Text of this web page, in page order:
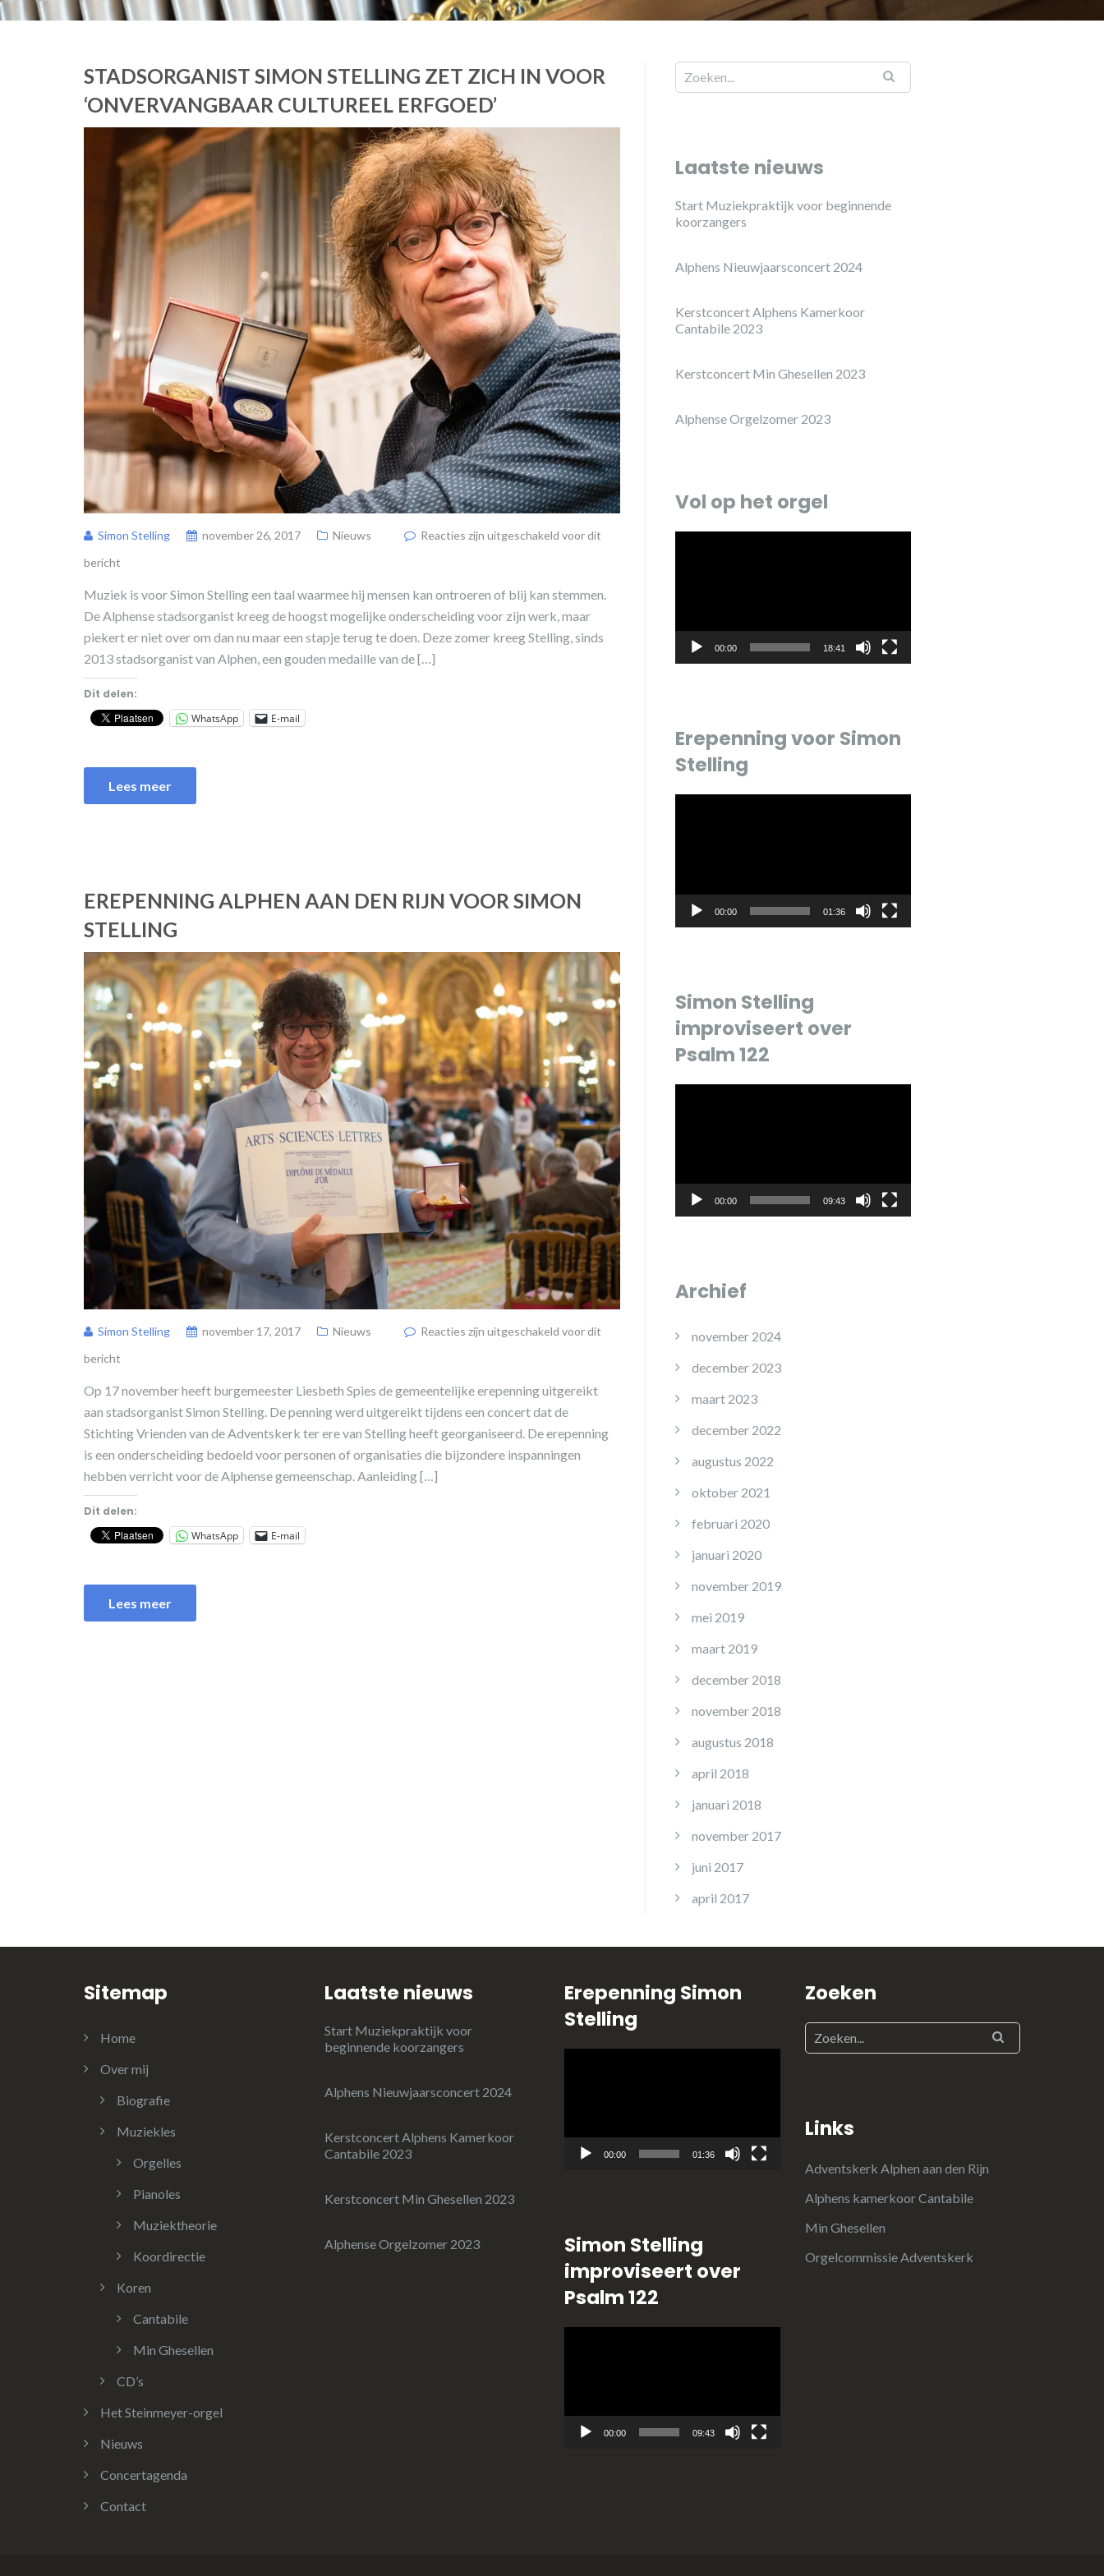
STADSORGANIST SIMON STELLING ZET ZICH IN VOOR
‘ONVERVANGBAAR CULTUREEL ERFGOED’
Simon Stelling november 26, 2017 Nieuws
Reacties zijn uitgeschakeld voor dit
bericht
Muziek is voor Simon Stelling een taal waarmee hij mensen kan ontroeren of blij kan stemmen.
De Alphense stadsorganist kreeg de hoogst mogelijke onderscheiding voor zijn werk, maar
piekert er niet over om dan nu maar een stapje terug te doen. Deze zomer kreeg Stelling, sinds
2013 stadsorganist van Alphen, een gouden medaille van de […]
Dit delen:
WhatsApp
E-mail
Lees meer
EREPENNING ALPHEN AAN DEN RIJN VOOR SIMON
STELLING
Simon Stelling november 17, 2017 Nieuws
Reacties zijn uitgeschakeld voor dit
bericht
Op 17 november heeft burgemeester Liesbeth Spies de gemeentelijke erepenning uitgereikt
aan stadsorganist Simon Stelling. De penning werd uitgereikt tijdens een concert dat de
Stichting Vrienden van de Adventskerk ter ere van Stelling heeft georganiseerd. De erepenning
is een onderscheiding bedoeld voor personen of organisaties die bijzondere inspanningen
hebben verricht voor de Alphense gemeenschap. Aanleiding […]
Dit delen:
WhatsApp
E-mail
Lees meer
Laatste nieuws
Start Muziekpraktijk voor beginnende
koorzangers
Alphens Nieuwjaarsconcert 2024
Kerstconcert Alphens Kamerkoor
Cantabile 2023
Kerstconcert Min Ghesellen 2023
Alphense Orgelzomer 2023
Vol op het orgel
00:00 18:41
Erepenning voor Simon
Stelling
00:00 01:36
Simon Stelling
improviseert over
Psalm 122
00:00 09:43
Archief
november 2024
december 2023
maart 2023
december 2022
augustus 2022
oktober 2021
februari 2020
januari 2020
november 2019
mei 2019
maart 2019
december 2018
november 2018
augustus 2018
april 2018
januari 2018
november 2017
juni 2017
april 2017
Sitemap
Home
Over mij
Biografie
Muziekles
Orgelles
Pianoles
Muziektheorie
Koordirectie
Koren
Cantabile
Min Ghesellen
CD’s
Het Steinmeyer-orgel
Nieuws
Concertagenda
Contact
Laatste nieuws
Start Muziekpraktijk voor
beginnende koorzangers
Alphens Nieuwjaarsconcert 2024
Kerstconcert Alphens Kamerkoor
Cantabile 2023
Kerstconcert Min Ghesellen 2023
Alphense Orgelzomer 2023
Erepenning Simon
Stelling
00:00 01:36
Simon Stelling
improviseert over
Psalm 122
00:00 09:43
Zoeken
Links
Adventskerk Alphen aan den Rijn
Alphens kamerkoor Cantabile
Min Ghesellen
Orgelcommissie Adventskerk